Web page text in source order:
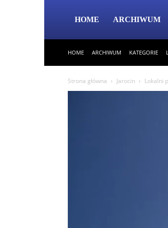
HOME ARCHIWUM
HOME ARCHIWUM KATEGORIE
Strona główna Jarocin Lokalni